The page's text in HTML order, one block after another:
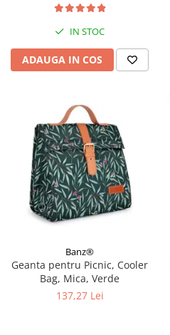
IN STOC
ADAUGA IN COS
Banz®
Geanta pentru Picnic, Cooler
Bag, Mica, Verde
137,27 Lei